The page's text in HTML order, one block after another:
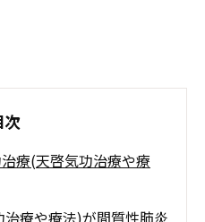
次
療(天啓気功治療や療
療や療法)が間質性肺炎